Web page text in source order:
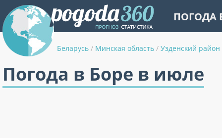
ПОГОДА
Беларусь / Минская область / Узденский район
Погода в Боре в июле